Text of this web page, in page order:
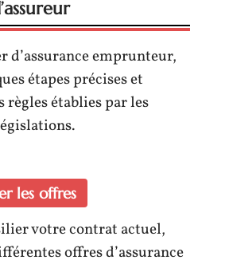
d’assurance emprunteur,
étapes précises et
règles établies par les
les offres
votre contrat actuel,
offres d’assurance